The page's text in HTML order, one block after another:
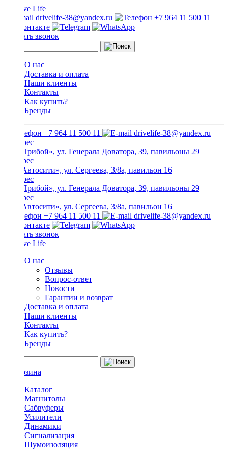
drivelife-38@yandex.ru +7 964 11 500 11
Заказать звонок
О нас
Доставка и оплата
Наши клиенты
Контакты
Как купить?
Бренды
+7 964 11 500 11 drivelife-38@yandex.ru
ТЦ «Прибой», ул. Генерала Доватора, 39, павильоны 29
ТЦ «Автосити», ул. Сергеева, 3/8а, павильон 16
ТЦ «Прибой», ул. Генерала Доватора, 39, павильоны 29
ТЦ «Автосити», ул. Сергеева, 3/8а, павильон 16
+7 964 11 500 11
drivelife-38@yandex.ru
Заказать звонок
О нас
Отзывы
Вопрос-ответ
Новости
Гарантии и возврат
Доставка и оплата
Наши клиенты
Контакты
Как купить?
Бренды
Каталог
Магнитолы
Сабвуферы
Усилители
Динамики
Сигнализация
Шумоизоляция